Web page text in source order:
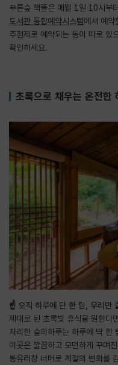
푸른숲 책뜰은 매월 1일 10시부
도서관 통합예약시스템에서 예약
추첨제로 예약되는 동이 따로 있
확인하세요.
초록으로 채우는 온전한
☝️ 오직 하루에 단 한 팀, 우리만
제대로 된 초록빛 휴식을 원한다
자리한 숲의하루는 하루에 딱 한
이곳은 깔끔하고 모던하게 꾸며
통유리창 너머로 계절의 변화를